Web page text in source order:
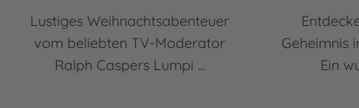
Lustiges Weihnachtsabenteuer
vom beliebten TV-Moderator
Ralph Caspers Lumpi ...
Geheimnis
Ein